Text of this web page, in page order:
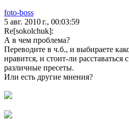
foto-boss
5 авг. 2010 г., 00:03:59
Re[sokolchuk]:
А в чем проблема?
Переводите в ч.б., и выбираете
нравится, и стоит-ли расставаться
различные пресеты.
Или есть другие мнения?